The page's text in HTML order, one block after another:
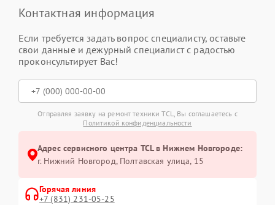
Контактная информация
Если требуется задать вопрос специалисту, оставьте
свои данные и дежурный специалист с радостью
проконсультирует Вас!
Отправляя заявку на ремонт техники TCL, Вы соглашаетесь с
Политикой конфиденциальности
Адрес сервисного центра TCL в Нижнем Новгороде:
г. Нижний Новгород, Полтавская улица, 15
Горячая линия
+7 (831) 231-05-25